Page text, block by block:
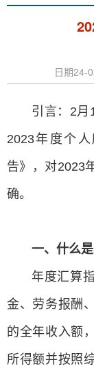
日期24-
引言：2月
2023年度个
告》，对2023
确。
一、什么是
年度汇算
金、劳务报酬
的全年收入额
所得额并按照